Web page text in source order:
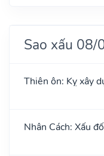
Sao xấu
Thiên ôn: Kỵ xây
Nhân Cách: Xấu